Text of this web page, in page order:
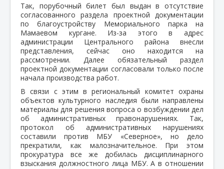
Так, порубочный билет был выдан в отсутствие
согласованного раздела проектной документации
по благоустройству Мемориального парка на
Мамаевом кургане. Из-за этого в адрес
администрации Центрального района внесли
представления, сейчас оно находится на
рассмотрении. Далее обязательный раздел
проектной документации согласовали только после
начала производства работ.
В связи с этим в региональный комитет охраны
объектов культурного наследия были направлены
материалы для решения вопроса о возбуждении дел
об административных правонарушениях. Так,
протокол об административных нарушениях
составили против МБУ «Северное», но дело
прекратили, как малозначительное. При этом
прокуратура все же добилась дисциплинарного
взыскания должностного лица МБУ. А в отношении